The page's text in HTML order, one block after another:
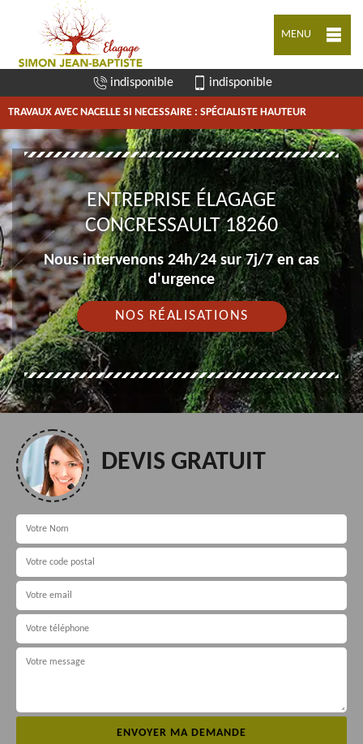
MENU
indisponible indisponible
TRAVAUX AVEC NACELLE SI NECESSAIRE : SPÉCIALISTE HAUTEUR
ENTREPRISE ÉLAGAGE
CONCRESSAULT 18260
Nous intervenons 24h/24 sur 7j/7 en cas
d'urgence
NOS RÉALISATIONS
DEVIS GRATUIT